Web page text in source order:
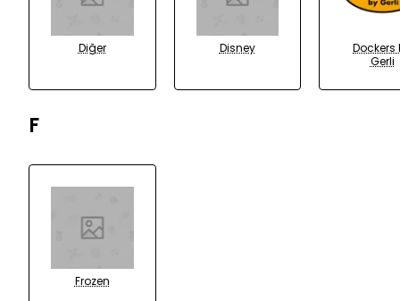
Diğer Disney
Dockers
Gerli
F
Frozen